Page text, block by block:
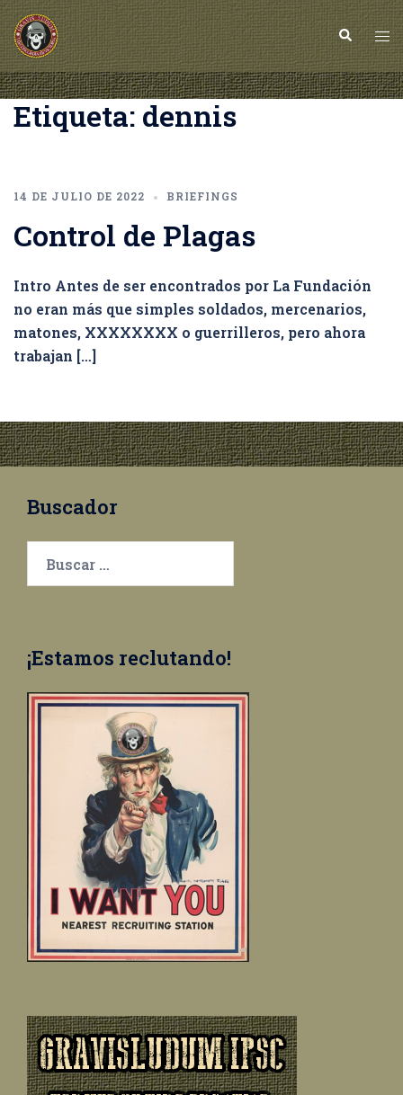
Saltar
al
contenido
Buscar
Etiqueta: dennis
14 DE JULIO DE 2022 BRIEFINGS
Control de Plagas
Intro Antes de ser encontrados por La Fundación
no eran más que simples soldados, mercenarios,
matones, XXXXXXXX o guerrilleros, pero ahora
trabajan […]
Buscador
¡Estamos reclutando!